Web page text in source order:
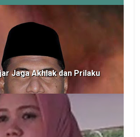
Jaga Akhlak dan Prilaku